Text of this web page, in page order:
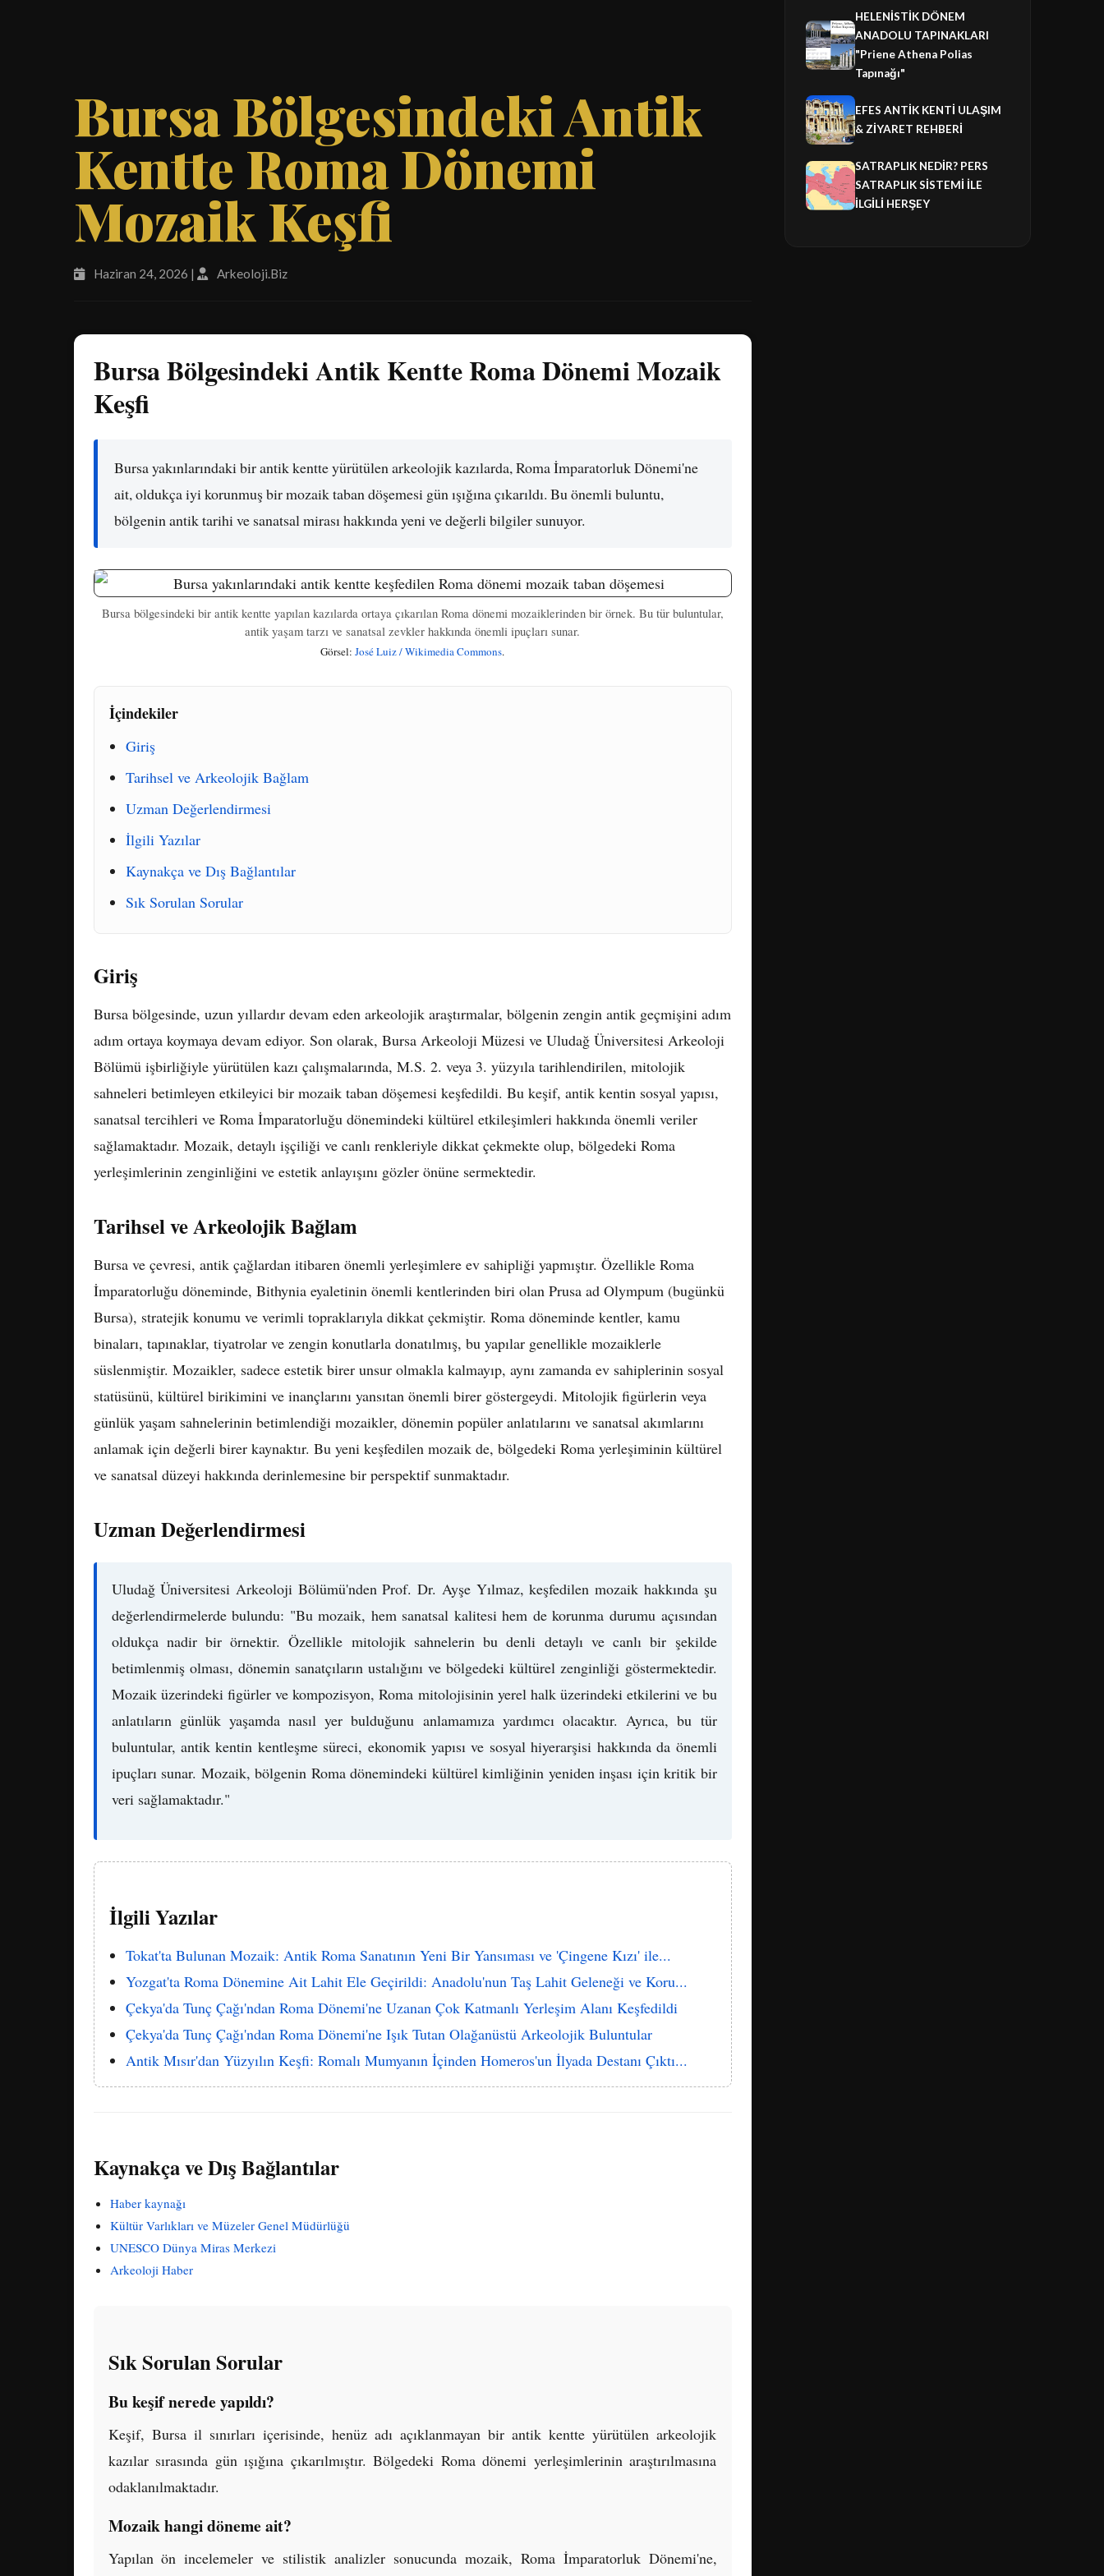
Bursa Bölgesindeki Antik
Kentte Roma Dönemi
Mozaik Keşfi
Haziran 24, 2026 | Arkeoloji.Biz
Bursa Bölgesindeki Antik Kentte Roma Dönemi Mozaik
Keşfi
Bursa yakınlarındaki bir antik kentte yürütülen arkeolojik kazılarda, Roma İmparatorluk Dönemi'ne
ait, oldukça iyi korunmuş bir mozaik taban döşemesi gün ışığına çıkarıldı. Bu önemli buluntu,
bölgenin antik tarihi ve sanatsal mirası hakkında yeni ve değerli bilgiler sunuyor.
Bursa bölgesindeki bir antik kentte yapılan kazılarda ortaya çıkarılan Roma dönemi mozaiklerinden bir örnek. Bu tür buluntular,
antik yaşam tarzı ve sanatsal zevkler hakkında önemli ipuçları sunar.
Görsel: José Luiz / Wikimedia Commons.
İçindekiler
Giriş
Tarihsel ve Arkeolojik Bağlam
Uzman Değerlendirmesi
İlgili Yazılar
Kaynakça ve Dış Bağlantılar
Sık Sorulan Sorular
Giriş
Bursa bölgesinde, uzun yıllardır devam eden arkeolojik araştırmalar, bölgenin zengin antik geçmişini adım
adım ortaya koymaya devam ediyor. Son olarak, Bursa Arkeoloji Müzesi ve Uludağ Üniversitesi Arkeoloji
Bölümü işbirliğiyle yürütülen kazı çalışmalarında, M.S. 2. veya 3. yüzyıla tarihlendirilen, mitolojik
sahneleri betimleyen etkileyici bir mozaik taban döşemesi keşfedildi. Bu keşif, antik kentin sosyal yapısı,
sanatsal tercihleri ve Roma İmparatorluğu dönemindeki kültürel etkileşimleri hakkında önemli veriler
sağlamaktadır. Mozaik, detaylı işçiliği ve canlı renkleriyle dikkat çekmekte olup, bölgedeki Roma
yerleşimlerinin zenginliğini ve estetik anlayışını gözler önüne sermektedir.
Tarihsel ve Arkeolojik Bağlam
Bursa ve çevresi, antik çağlardan itibaren önemli yerleşimlere ev sahipliği yapmıştır. Özellikle Roma
İmparatorluğu döneminde, Bithynia eyaletinin önemli kentlerinden biri olan Prusa ad Olympum (bugünkü
Bursa), stratejik konumu ve verimli topraklarıyla dikkat çekmiştir. Roma döneminde kentler, kamu
binaları, tapınaklar, tiyatrolar ve zengin konutlarla donatılmış, bu yapılar genellikle mozaiklerle
süslenmiştir. Mozaikler, sadece estetik birer unsur olmakla kalmayıp, aynı zamanda ev sahiplerinin sosyal
statüsünü, kültürel birikimini ve inançlarını yansıtan önemli birer göstergeydi. Mitolojik figürlerin veya
günlük yaşam sahnelerinin betimlendiği mozaikler, dönemin popüler anlatılarını ve sanatsal akımlarını
anlamak için değerli birer kaynaktır. Bu yeni keşfedilen mozaik de, bölgedeki Roma yerleşiminin kültürel
ve sanatsal düzeyi hakkında derinlemesine bir perspektif sunmaktadır.
Uzman Değerlendirmesi
Uludağ Üniversitesi Arkeoloji Bölümü'nden Prof. Dr. Ayşe Yılmaz, keşfedilen mozaik hakkında şu
değerlendirmelerde bulundu: "Bu mozaik, hem sanatsal kalitesi hem de korunma durumu açısından
oldukça nadir bir örnektir. Özellikle mitolojik sahnelerin bu denli detaylı ve canlı bir şekilde
betimlenmiş olması, dönemin sanatçıların ustalığını ve bölgedeki kültürel zenginliği göstermektedir.
Mozaik üzerindeki figürler ve kompozisyon, Roma mitolojisinin yerel halk üzerindeki etkilerini ve bu
anlatıların günlük yaşamda nasıl yer bulduğunu anlamamıza yardımcı olacaktır. Ayrıca, bu tür
buluntular, antik kentin kentleşme süreci, ekonomik yapısı ve sosyal hiyerarşisi hakkında da önemli
ipuçları sunar. Mozaik, bölgenin Roma dönemindeki kültürel kimliğinin yeniden inşası için kritik bir
veri sağlamaktadır."
İlgili Yazılar
Tokat'ta Bulunan Mozaik: Antik Roma Sanatının Yeni Bir Yansıması ve 'Çingene Kızı' ile...
Yozgat'ta Roma Dönemine Ait Lahit Ele Geçirildi: Anadolu'nun Taş Lahit Geleneği ve Koru...
Çekya'da Tunç Çağı'ndan Roma Dönemi'ne Uzanan Çok Katmanlı Yerleşim Alanı Keşfedildi
Çekya'da Tunç Çağı'ndan Roma Dönemi'ne Işık Tutan Olağanüstü Arkeolojik Buluntular
Antik Mısır'dan Yüzyılın Keşfi: Romalı Mumyanın İçinden Homeros'un İlyada Destanı Çıktı...
Kaynakça ve Dış Bağlantılar
Haber kaynağı
Kültür Varlıkları ve Müzeler Genel Müdürlüğü
UNESCO Dünya Miras Merkezi
Arkeoloji Haber
Sık Sorulan Sorular
Bu keşif nerede yapıldı?
Keşif, Bursa il sınırları içerisinde, henüz adı açıklanmayan bir antik kentte yürütülen arkeolojik
kazılar sırasında gün ışığına çıkarılmıştır. Bölgedeki Roma dönemi yerleşimlerinin araştırılmasına
odaklanılmaktadır.
Mozaik hangi döneme ait?
Yapılan ön incelemeler ve stilistik analizler sonucunda mozaik, Roma İmparatorluk Dönemi'ne,
HELENİSTİK DÖNEM
ANADOLU TAPINAKLARI
"Priene Athena Polias
Tapınağı"
EFES ANTİK KENTİ ULAŞIM
& ZİYARET REHBERİ
SATRAPLIK NEDİR? PERS
SATRAPLIK SİSTEMİ İLE
İLGİLİ HERŞEY